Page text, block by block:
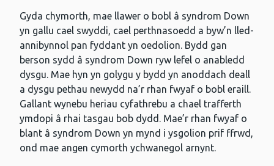
Gyda chymorth, mae llawer o bobl â syndrom Down
yn gallu cael swyddi, cael perthnasoedd a byw’n lled-
annibynnol pan fyddant yn oedolion. Bydd gan
berson sydd â syndrom Down ryw lefel o anabledd
dysgu. Mae hyn yn golygu y bydd yn anoddach deall
a dysgu pethau newydd na’r rhan fwyaf o bobl eraill.
Gallant wynebu heriau cyfathrebu a chael trafferth
ymdopi â rhai tasgau bob dydd. Mae’r rhan fwyaf o
blant â syndrom Down yn mynd i ysgolion prif ffrwd,
ond mae angen cymorth ychwanegol arnynt.